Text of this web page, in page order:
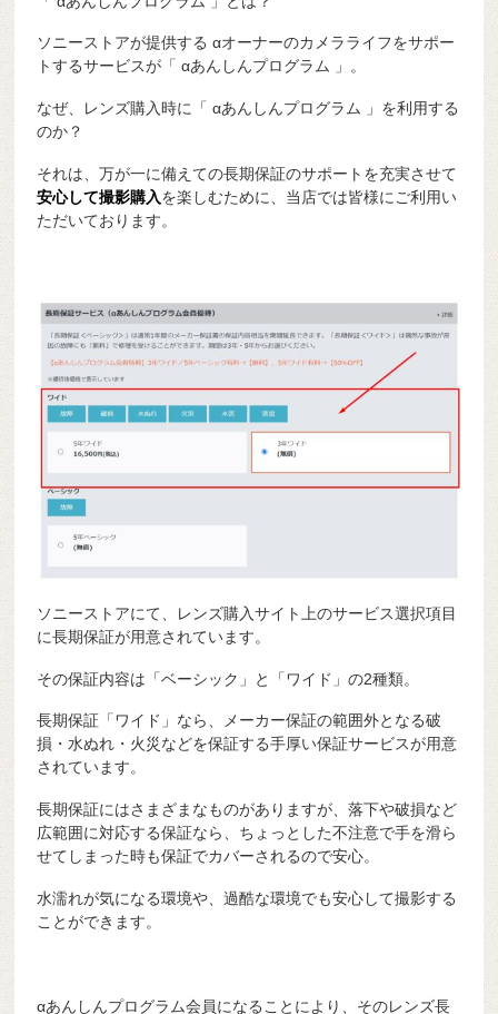
ソニーストアが提供する αオーナーのカメラライフをサポー
トするサービスが「 αあんしんプログラム 」。
なぜ、レンズ購入時に「 αあんしんプログラム 」を利用する
のか？
それは、万が一に備えての長期保証のサポートを充実させて
安心して撮影購入を楽しむために、当店では皆様にご利用い
ただいております。
ソニーストアにて、レンズ購入サイト上のサービス選択項目
に長期保証が用意されています。
その保証内容は「ベーシック」と「ワイド」の2種類。
長期保証「ワイド」なら、メーカー保証の範囲外となる破
損・水ぬれ・火災などを保証する手厚い保証サービスが用意
されています。
長期保証にはさまざまなものがありますが、落下や破損など
広範囲に対応する保証なら、ちょっとした不注意で手を滑ら
せてしまった時も保証でカバーされるので安心。
水濡れが気になる環境や、過酷な環境でも安心して撮影する
ことができます。
αあんしんプログラム会員になることにより、そのレンズ長